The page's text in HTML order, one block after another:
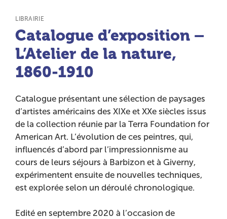
TYPE DE PRODUIT :
LIBRAIRIE
Catalogue d’exposition –
L’Atelier de la nature,
1860-1910
Catalogue présentant une sélection de paysages
d’artistes américains des XIXe et XXe siècles issus
de la collection réunie par la Terra Foundation for
American Art. L’évolution de ces peintres, qui,
influencés d’abord par l’impressionnisme au
cours de leurs séjours à Barbizon et à Giverny,
expérimentent ensuite de nouvelles techniques,
est explorée selon un déroulé chronologique.
Edité en septembre 2020 à l’occasion de